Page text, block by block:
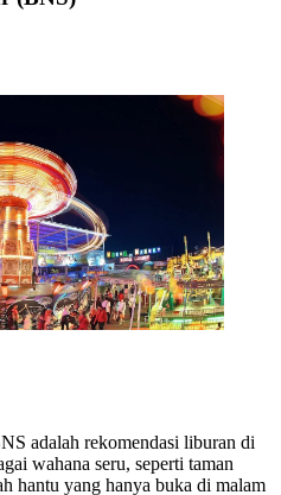
adalah rekomendasi liburan di
wahana seru, seperti taman
hantu yang hanya buka di malam